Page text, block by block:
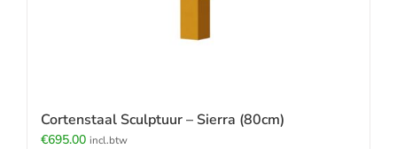
Cortenstaal Sculptuur – Sierra (80cm)
€695.00 incl.btw